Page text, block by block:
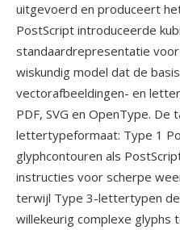
uitgevoerd en produceert
PostScript introduceerde
standaardrepresentatie
wiskundig model dat de
vectorafbeeldingen- en
PDF, SVG en OpenType. De
lettertypeformaat: Type 1
glyphcontouren als
instructies voor scherpe
terwijl Type 3-lettertypen
willekeurig complexe glyphs